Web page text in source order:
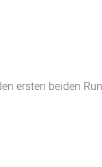
ersten beiden